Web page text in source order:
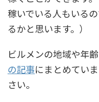
稼いでいる人もいる
るかと思います。）
ビルメンの地域や年
の記事にまとめてい
さい。